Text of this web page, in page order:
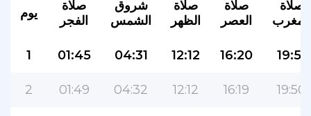
يوم
صلاة
الفجر
شروق
الشمس
صلاة
الظهر
صلاة
العصر
صلاة
المغرب
1 01:45 04:31 12:12 16:20 19:51
2 01:49 04:32 12:12 16:19 19:50